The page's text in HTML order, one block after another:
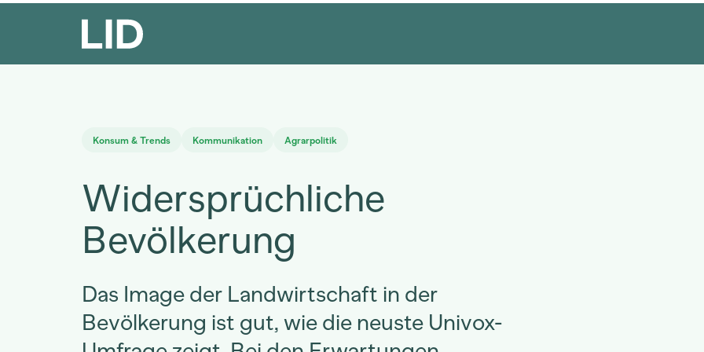
Konsum & Trends Kommunikation Agrarpolitik
Widersprüchliche
Bevölkerung
Das Image der Landwirtschaft in der
Bevölkerung ist gut, wie die neuste Univox-